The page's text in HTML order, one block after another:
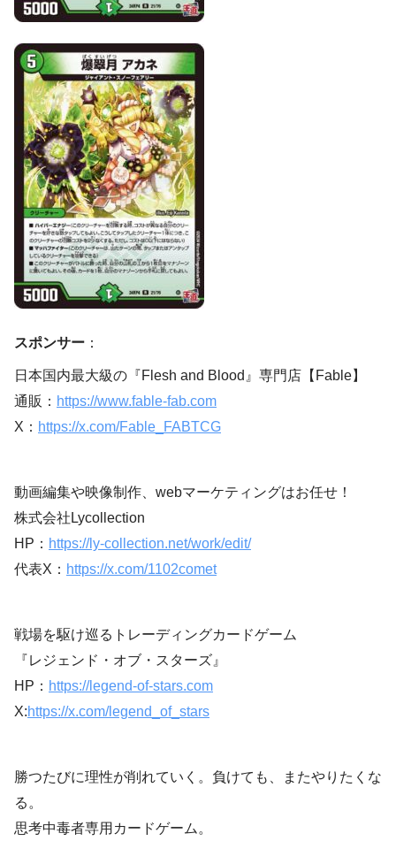
スポンサー ：
日本国内最大級の『Flesh and Blood』専門店【Fable】
通販： https://www.fable-fab.com
X： https://x.com/Fable_FABTCG
動画編集や映像制作、webマーケティングはお任せ！
株式会社Lycollection
HP： https://ly-collection.net/work/edit/
代表X： https://x.com/1102comet
戦場を駆け巡るトレーディングカードゲーム
『レジェンド・オブ・スターズ』
HP： https://legend-of-stars.com
X:https://x.com/legend_of_stars
勝つたびに理性が削れていく。負けても、またやりたくな
る。
思考中毒者専用カードゲーム。